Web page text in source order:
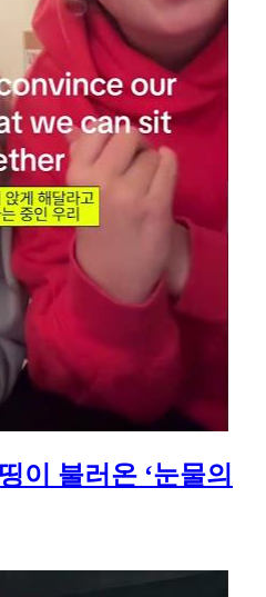
이 불러온 ‘눈물의